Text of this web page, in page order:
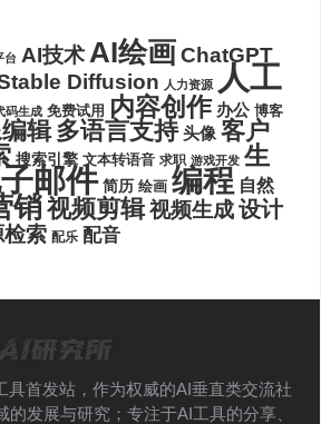
台 AI技术AI绘画ChatGPT
Diffusion 人力资源 人工
码生成 免费试用 内容创作 办公 博客
辑 多语言支持 头像 客户
搜索引擎 文本转语音 求职 游戏开发 生
邮件 简历 绘画 编程 自然
销视频剪辑视频生成设计
检索 配乐 配音
具首发站，作为权威的AI垂直类交流社
的发展与研究；专注于AI工具的分享、